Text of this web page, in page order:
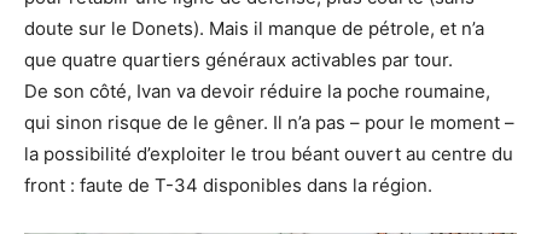
doute sur le Donets). Mais il manque de pétrole, et n’a
que quatre quartiers généraux activables par tour.
De son côté, Ivan va devoir réduire la poche roumaine,
qui sinon risque de le gêner. Il n’a pas – pour le moment –
la possibilité d’exploiter le trou béant ouvert au centre du
front : faute de T-34 disponibles dans la région.